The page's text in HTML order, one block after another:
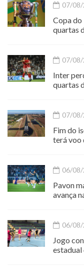
07/
Copa do
quartas
07/08/
Inter
quartas
07/08/
Fim do
terá voo
06/
Pavon
avança
06/
Jogo
estadual